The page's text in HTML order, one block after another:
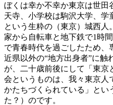
ぼくは幸か不幸か東京は世田
天寺、小学校は駒沢大学、学
という生粋の（東京）城西人。
家から自転車と地下鉄で1時
で青春時代を過ごしたため、
近県以外の“地方出身者”に触
が、二十歳前後にして「東京
会というものは、我々東京人
かたちづくられている」とい
た？）のです。